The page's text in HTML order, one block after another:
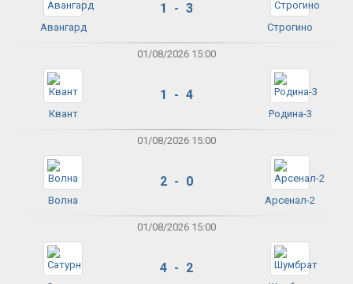
Авангард
1 - 3
Строгино
01/08/2026 15:00
Квант
1 - 4
Родина-3
01/08/2026 15:00
Волна
2 - 0
Арсенал-2
01/08/2026 15:00
4 - 2